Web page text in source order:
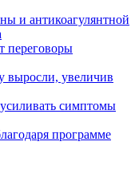
и антикоагулянтной
переговоры
выросли, увеличив
симптомы
программе